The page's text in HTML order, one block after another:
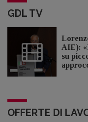
GDL TV
AIE):
su
OFFERTE DI